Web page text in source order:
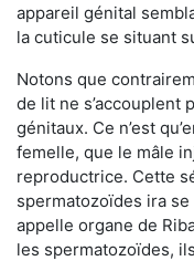
appareil génital
la cuticule se situant
Notons que
de lit ne s’accouplent
génitaux. Ce n’est
femelle, que le mâle
reproductrice. Cette
spermatozoïdes ira se
appelle organe de
les spermatozoïdes,